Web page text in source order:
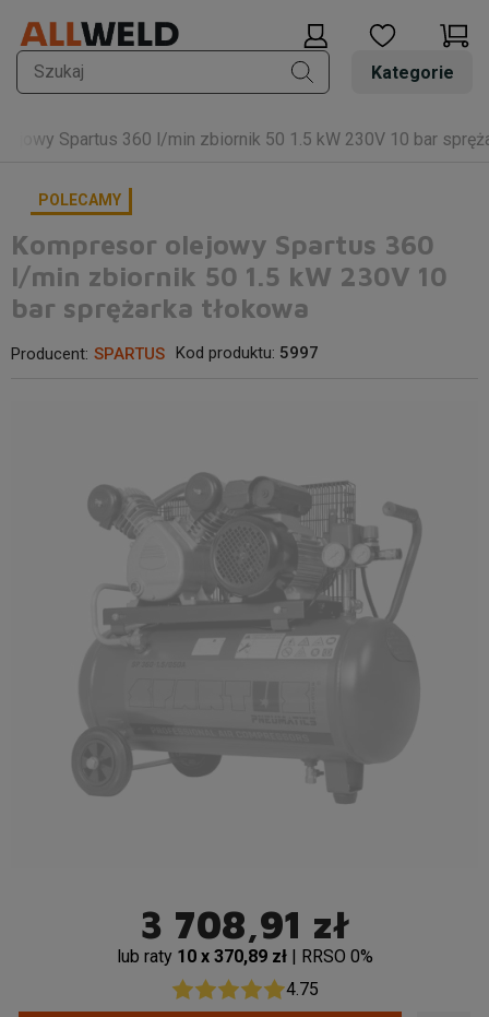
Kategorie
Spartus 360 l/min zbiornik 50 1.5 kW 230V 10 bar
Kompresor olejowy Spartus 360
l/min zbiornik 50 1.5 kW 230V 10
bar sprężarka tłokowa
Producent: SPARTUS Kod produktu: 5997
POLECAMY
3 708,91 zł
lub raty 10 x 370,89 zł | RRSO 0%
4.75